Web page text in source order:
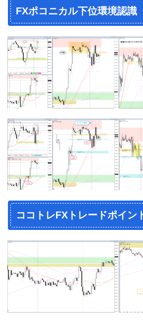
FXポコニカル下位環境認識
ココトレFXトレードポイン